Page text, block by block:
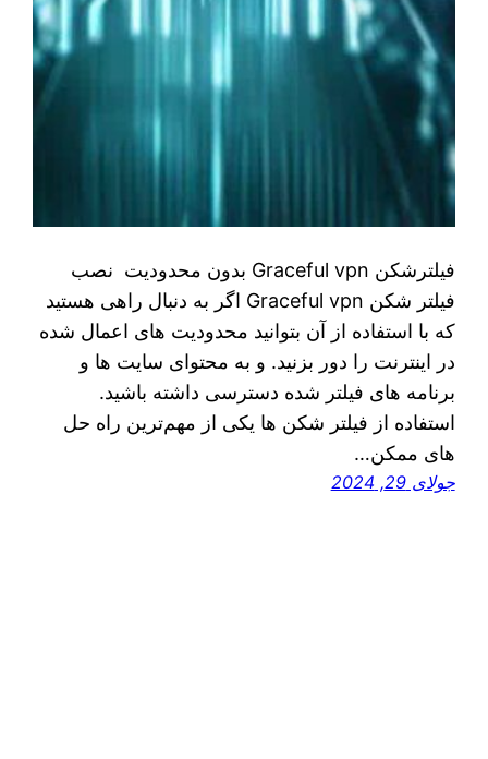
فیلترشکن Graceful vpn بدون محدودیت نصب
فیلتر شکن Graceful vpn اگر به دنبال راهی هستید
که با استفاده از آن بتوانید محدودیت‌ های اعمال شده
در اینترنت را دور بزنید. و به محتوای سایت ها و
برنامه های فیلتر شده دسترسی داشته باشید.
استفاده از فیلتر شکن ها یکی از مهم‌ترین راه‌ حل
های ممکن…
جولای 29, 2024